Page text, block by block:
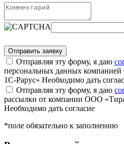
Отправляя эту форму, я даю
персональных данных
1С-Рарус» Необходимо дать
Отправляя эту форму, я даю
рассылки от компании ООО
Необходимо дать согласие
*поле обязательно к заполнению